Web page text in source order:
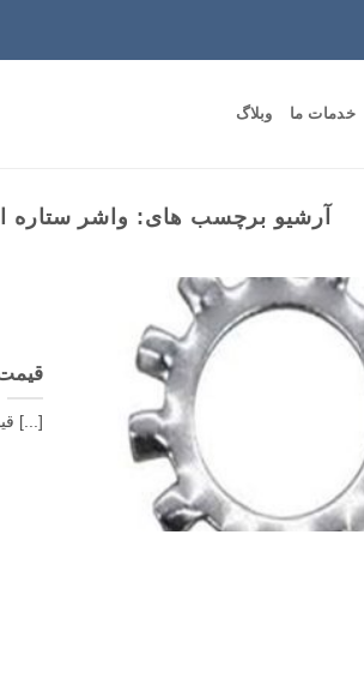
خدمات ما وبلاگ
آرشیو برچسب های: واشر ستاره
قیمت واشر ستاره ای قیمت واشر ستاره ای : واشر ها از انواع مختلفی تشکیل [...]